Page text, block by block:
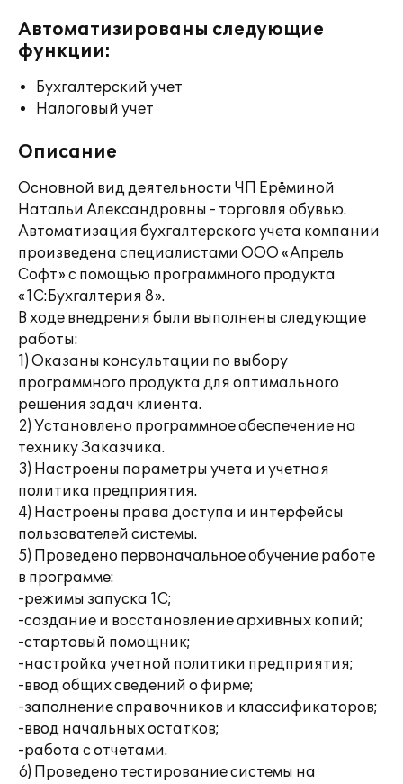
Автоматизированы следующие
функции:
Бухгалтерский учет
Налоговый учет
Описание
Основной вид деятельности ЧП Ерёминой
Натальи Александровны - торговля обувью.
Автоматизация бухгалтерского учета компании
произведена специалистами ООО «Апрель
Софт» с помощью программного продукта
«1С:Бухгалтерия 8».
В ходе внедрения были выполнены следующие
работы:
1) Оказаны консультации по выбору
программного продукта для оптимального
решения задач клиента.
2) Установлено программное обеспечение на
технику Заказчика.
3) Настроены параметры учета и учетная
политика предприятия.
4) Настроены права доступа и интерфейсы
пользователей системы.
5) Проведено первоначальное обучение работе
в программе:
-режимы запуска 1С;
-создание и восстановление архивных копий;
-стартовый помощник;
-настройка учетной политики предприятия;
-ввод общих сведений о фирме;
-заполнение справочников и классификаторов;
-ввод начальных остатков;
-работа с отчетами.
6) Проведено тестирование системы на